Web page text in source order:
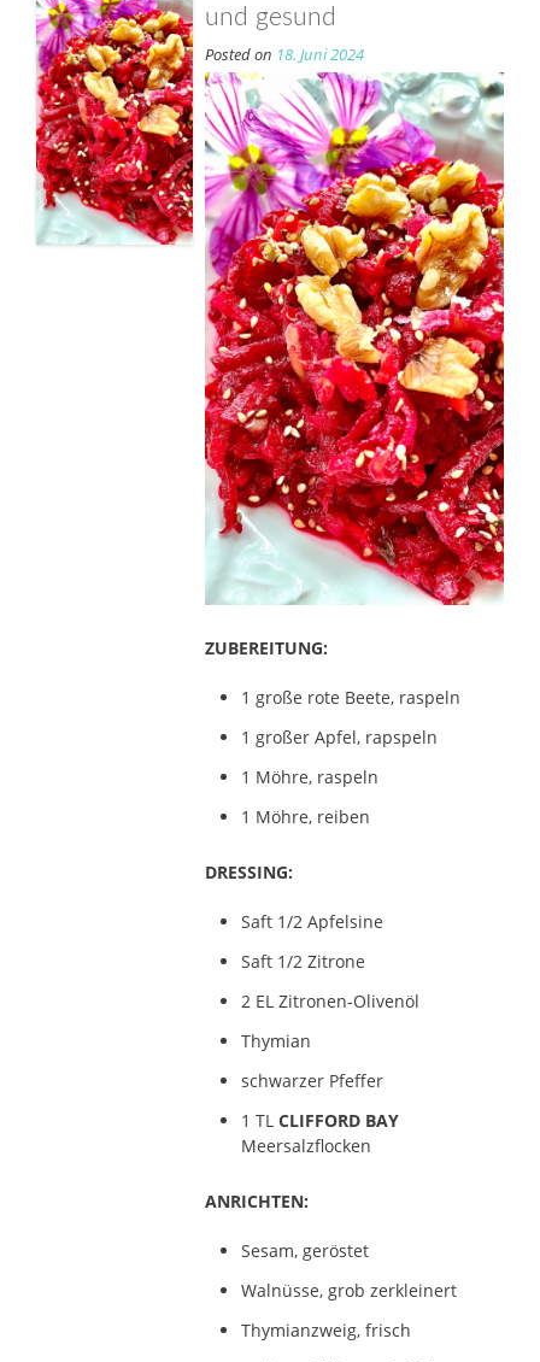
und gesund
Posted on 18. Juni 2024
ZUBEREITUNG:
1 große rote Beete, raspeln
1 großer Apfel, rapspeln
1 Möhre, raspeln
1 Möhre, reiben
DRESSING:
Saft 1/2 Apfelsine
Saft 1/2 Zitrone
2 EL Zitronen-Olivenöl
Thymian
schwarzer Pfeffer
1 TL CLIFFORD BAY
Meersalzflocken
ANRICHTEN:
Sesam, geröstet
Walnüsse, grob zerkleinert
Thymianzweig, frisch